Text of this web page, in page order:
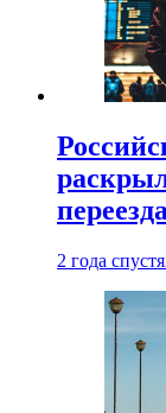
2 года спустя